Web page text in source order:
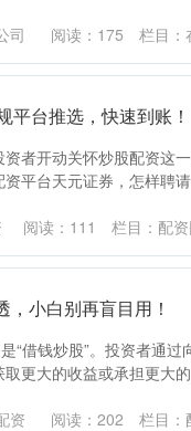
司 阅读： 175 栏目：
平台推选，快速到账！
者开动关怀炒股配资这
平台天元证券，怎样聘
阅读： 111 栏目：配
小白别再盲目用！
“借钱炒股”。投资者通过
更大的收益或承担更大
资 阅读： 202 栏目：